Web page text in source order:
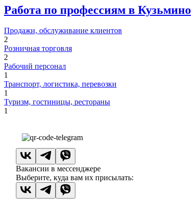
Работа по профессиям в Кузьмино
Продажи, обслуживание клиентов
2
Розничная торговля
2
Рабочий персонал
1
Транспорт, логистика, перевозки
1
Туризм, гостиницы, рестораны
1
Вакансии в мессенджере
Выберите, куда вам их присылать: